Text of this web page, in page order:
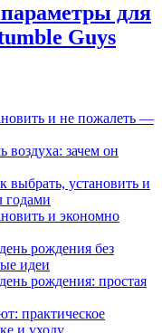
для
Guys
и не пожалеть —
зачем он
выбрать, установить и
годами
и экономно
рождения без
идеи
рождения: простая
практическое
и уходу